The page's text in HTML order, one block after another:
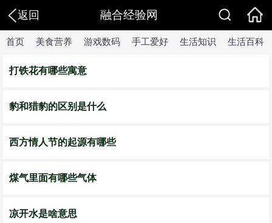
返回 融合经验网
首页 美食营养 游戏数码 手工爱好 生活知识 生活百科
打铁花有哪些寓意
豹和猎豹的区别是什么
西方情人节的起源有哪些
煤气里面有哪些气体
凉开水是啥意思